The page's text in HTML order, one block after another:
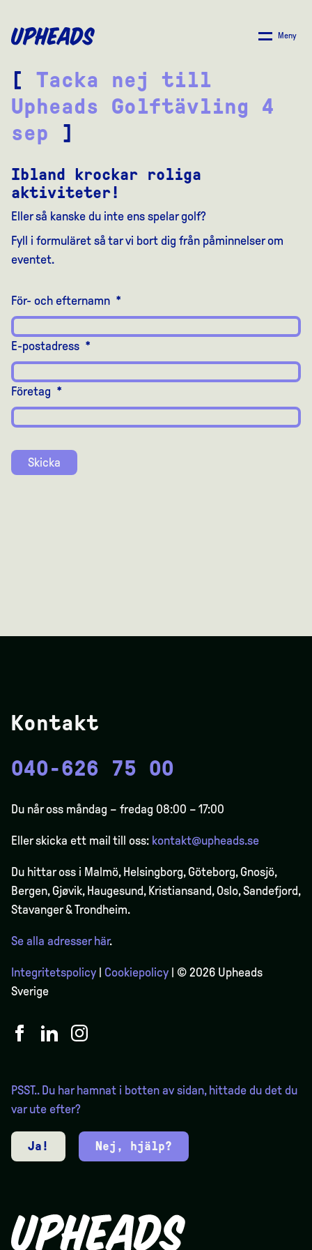
MAIN
Meny
[ Tacka nej till
Upheads Golftävling 4
sep ]
Ibland krockar roliga
aktiviteter!
Eller så kanske du inte ens spelar golf?
Fyll i formuläret så tar vi bort dig från påminnelser om
eventet.
För- och efternamn *
E-postadress *
Företag *
Skicka
Kontakt
040-626 75 00
Du når oss måndag – fredag 08:00 – 17:00
Eller skicka ett mail till oss: kontakt@upheads.se
Du hittar oss i Malmö, Helsingborg, Göteborg, Gnosjö,
Bergen,Gjøvik, Haugesund, Kristiansand, Oslo, Sandefjord,
Stavanger & Trondheim.
Se alla adresser här.
Integritetspolicy Cookiepolicy | © 2026 Upheads
Sverige
PSST.. Du har hamnat i botten av sidan, hittade du det du
var ute efter?
Ja! Nej, hjälp?